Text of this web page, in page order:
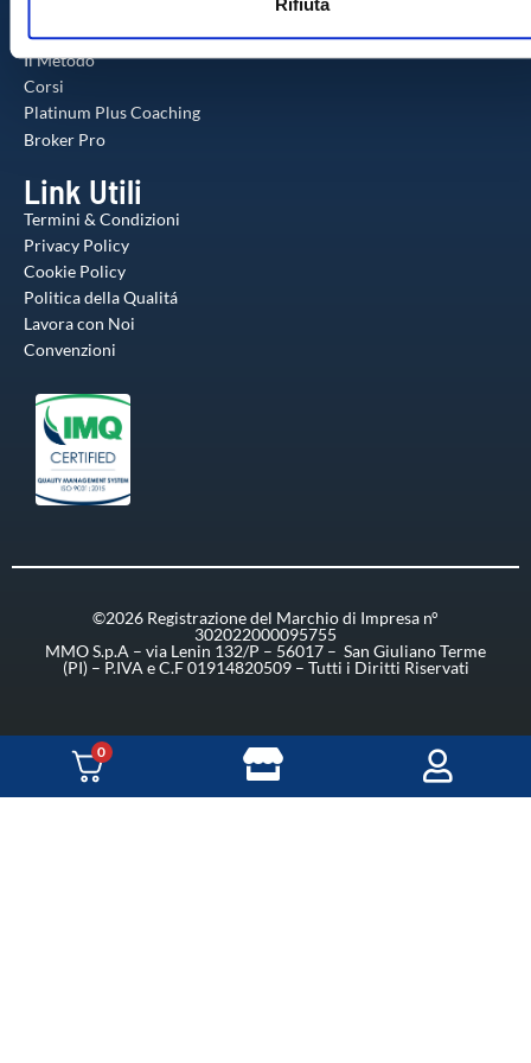
altre informazioni che ha fornito loro o che hanno raccolto
utilizzo dei loro servizi.
Formazione
Il Metodo
Corsi
Platinum Plus Coaching
Broker Pro
Link Utili
Termini & Condizioni
Privacy Policy
Cookie Policy
Politica della Qualitá
Lavora con Noi
Convenzioni
©2026 Registrazione del Marchio di Impresa n°
302022000095755
MMO S.p.A – via Lenin 132/P – 56017 – San Giuliano Terme
(PI) – P.IVA e C.F 01914820509 – Tutti i Diritti Riservati
0